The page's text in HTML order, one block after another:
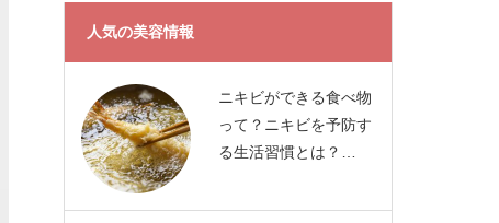
人気の美容情報
ニキビができる食べ物
って？ニキビを予防す
る生活習慣とは？…